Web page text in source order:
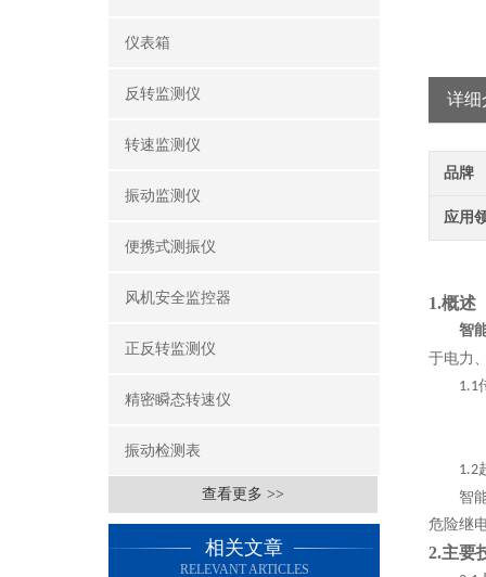
仪表箱
反转监测仪
转速监测仪
振动监测仪
便携式测振仪
风机安全监控器
正反转监测仪
精密瞬态转速仪
振动检测表
查看更多 >>
相关文章
RELEVANT ARTICLES
详细
品牌
应用
1.概述
智
于电力
1.1
1.2
智
危险继
2.主要